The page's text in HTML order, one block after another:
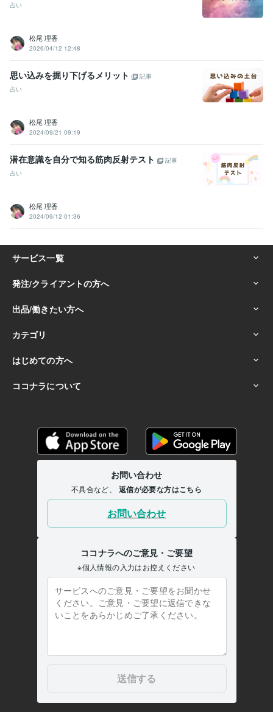
占い
松尾 理香
2026/04/12 12:48
思い込みを掘り下げるメリット
記事
占い
松尾 理香
2024/09/21 09:19
潜在意識を自分で知る筋肉反射テスト
記事
占い
松尾 理香
2024/09/12 01:36